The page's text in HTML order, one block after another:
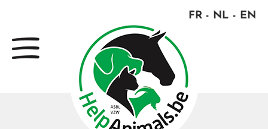
FR NL EN